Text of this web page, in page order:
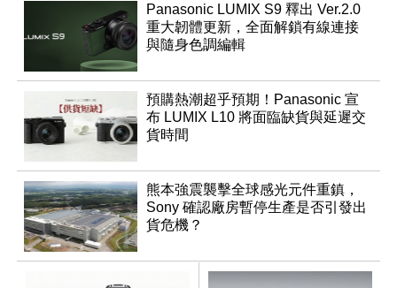
Panasonic LUMIX S9 釋出 Ver.2.0
重大韌體更新，全面解鎖有線連接
與隨身色調編輯
預購熱潮超乎預期！Panasonic 宣
布 LUMIX L10 將面臨缺貨與延遲交
貨時間
熊本強震襲擊全球感光元件重鎮，
Sony 確認廠房暫停生產是否引發出
貨危機？